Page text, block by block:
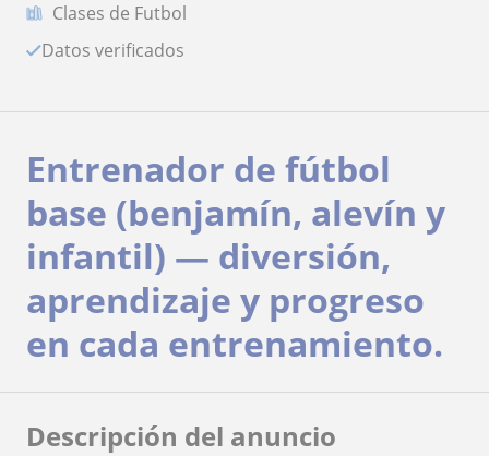
Clases de Futbol
Datos verificados
Entrenador de fútbol
base (benjamín, alevín y
infantil) — diversión,
aprendizaje y progreso
en cada entrenamiento.
Descripción del anuncio